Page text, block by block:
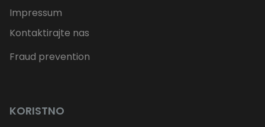
Impressum
Kontaktirajte nas
Fraud prevention
KORISTNO